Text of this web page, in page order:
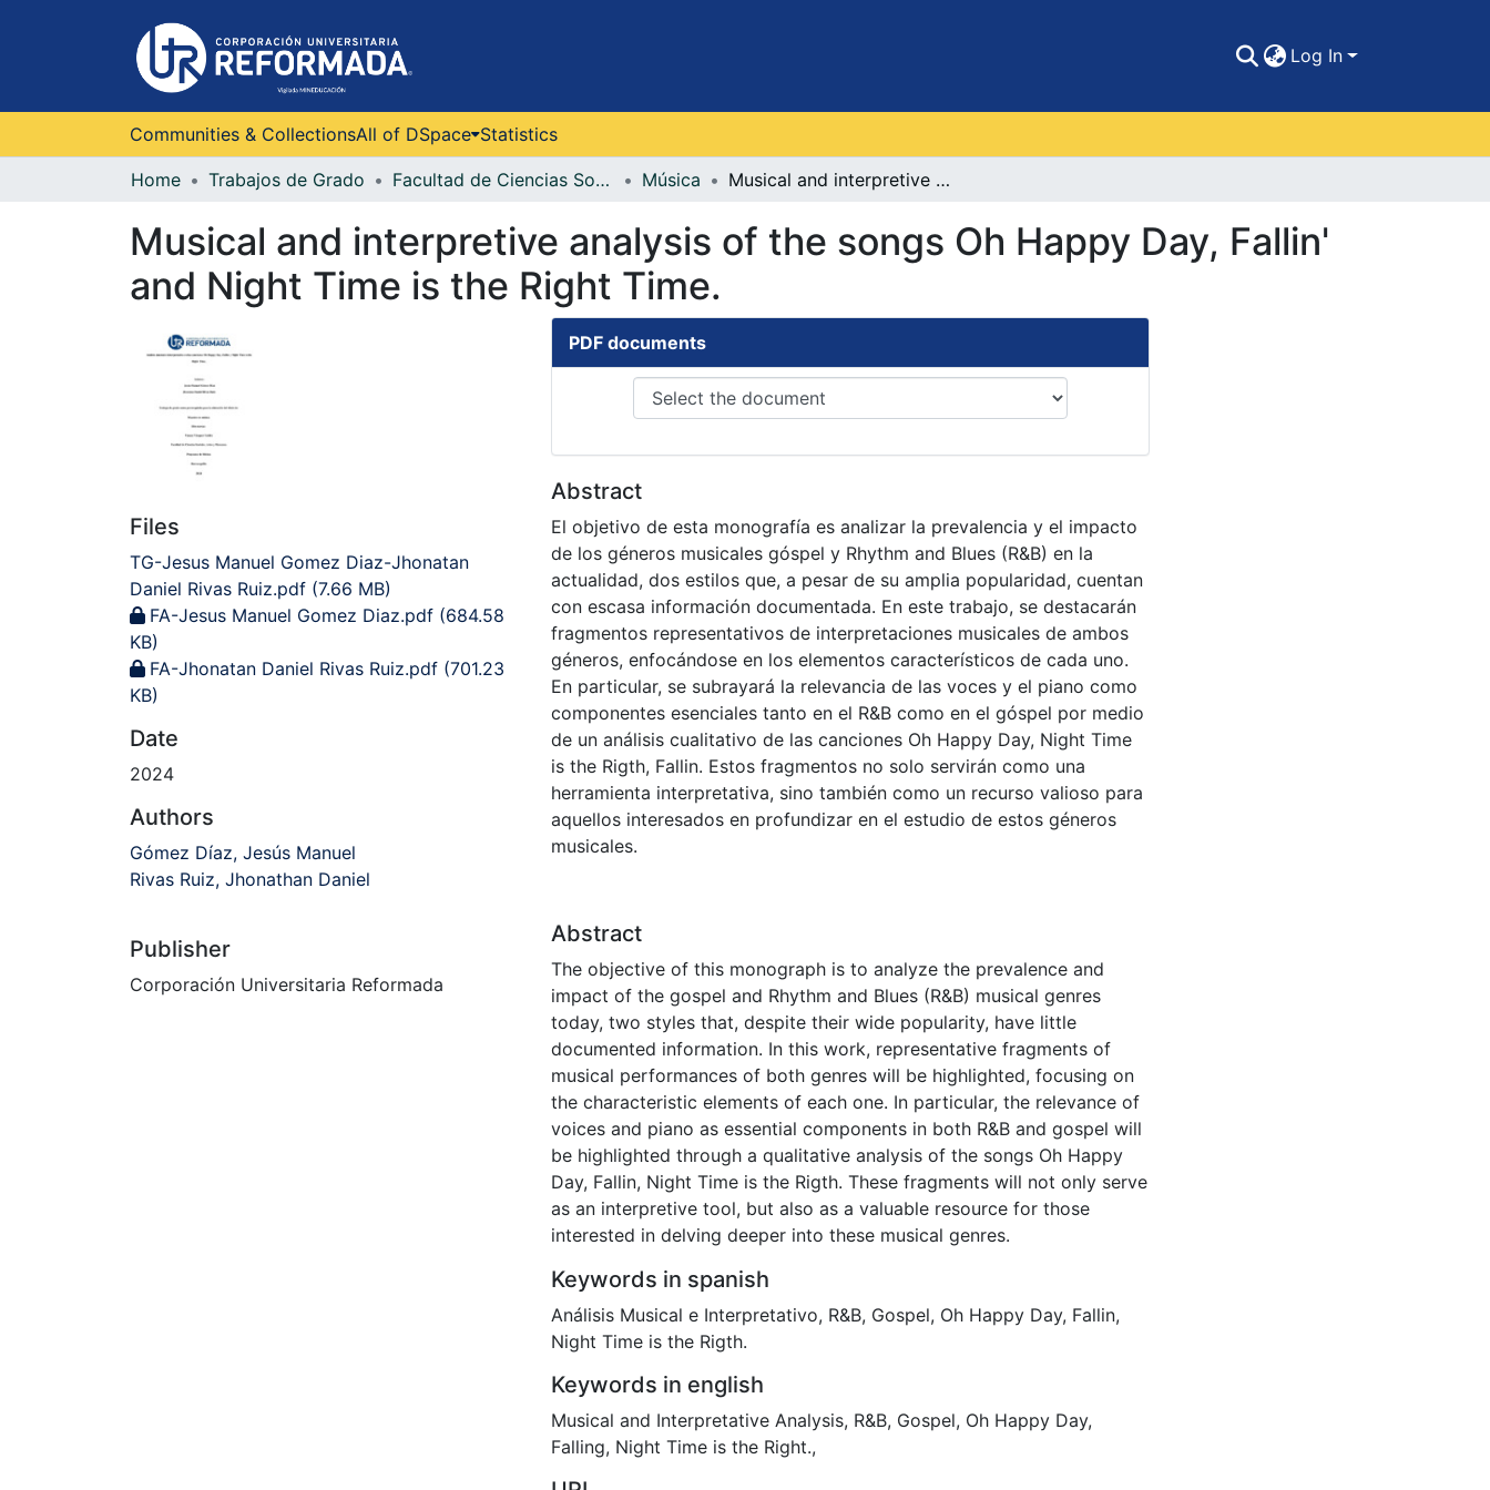
Log In
Communities & CollectionsAll of DSpace Statistics
Home Trabajos de Grado Facultad de Ciencias Sociales, Artes y Humanidades Música Musical and interpretive analysis of the songs Oh Happy Day, Fallin' and Night Time is the Right Time.
Musical and interpretive analysis of the songs Oh Happy Day, Fallin'
and Night Time is the Right Time.
Files
TG-Jesus Manuel Gomez Diaz-Jhonatan
Daniel Rivas Ruiz.pdf (7.66 MB)
FA-Jesus Manuel Gomez Diaz.pdf (684.58
KB)
FA-Jhonatan Daniel Rivas Ruiz.pdf (701.23
KB)
Date
2024
Authors
Gómez Díaz, Jesús Manuel
Rivas Ruiz, Jhonathan Daniel
Publisher
Corporación Universitaria Reformada
PDF documents
Abstract
El objetivo de esta monografía es analizar la prevalencia y el impacto
de los géneros musicales góspel y Rhythm and Blues (R&B) en la
actualidad, dos estilos que, a pesar de su amplia popularidad, cuentan
con escasa información documentada. En este trabajo, se destacarán
fragmentos representativos de interpretaciones musicales de ambos
géneros, enfocándose en los elementos característicos de cada uno.
En particular, se subrayará la relevancia de las voces y el piano como
componentes esenciales tanto en el R&B como en el góspel por medio
de un análisis cualitativo de las canciones Oh Happy Day, Night Time
is the Rigth, Fallin. Estos fragmentos no solo servirán como una
herramienta interpretativa, sino también como un recurso valioso para
aquellos interesados en profundizar en el estudio de estos géneros
musicales.
Abstract
The objective of this monograph is to analyze the prevalence and
impact of the gospel and Rhythm and Blues (R&B) musical genres
today, two styles that, despite their wide popularity, have little
documented information. In this work, representative fragments of
musical performances of both genres will be highlighted, focusing on
the characteristic elements of each one. In particular, the relevance of
voices and piano as essential components in both R&B and gospel will
be highlighted through a qualitative analysis of the songs Oh Happy
Day, Fallin, Night Time is the Rigth. These fragments will not only serve
as an interpretive tool, but also as a valuable resource for those
interested in delving deeper into these musical genres.
Keywords in spanish
Análisis Musical e Interpretativo, R&B, Gospel, Oh Happy Day, Fallin,
Night Time is the Rigth.
Keywords in english
Musical and Interpretative Analysis, R&B, Gospel, Oh Happy Day,
Falling, Night Time is the Right.,